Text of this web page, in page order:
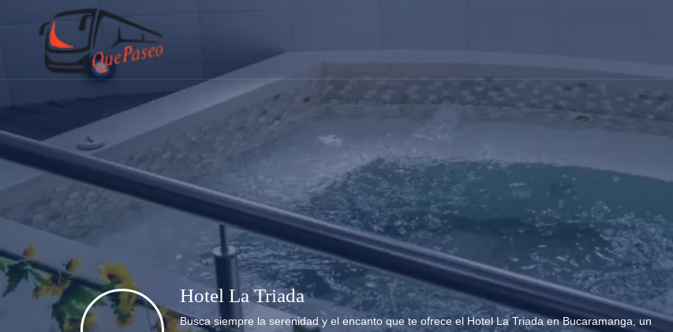
Hotel La Triada
Busca siempre la serenidad y el encanto que te ofrece el Hotel La Triada en Bucaramanga, un